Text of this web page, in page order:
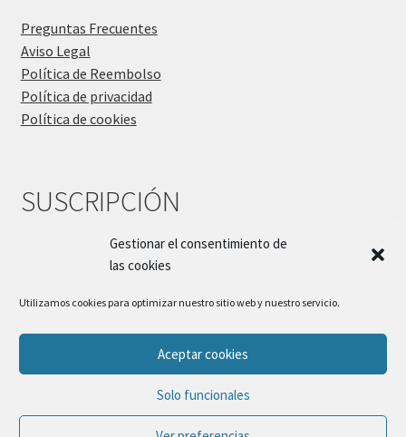
Gestionar el consentimiento de
las cookies
Utilizamos cookies para optimizar nuestro sitio web y nuestro servicio.
Aceptar cookies
Solo funcionales
Preguntas Frecuentes
Aviso Legal
Política de Reembolso
Política de privacidad
Política de cookies
SUSCRIPCIÓN
© Sueños Blanditos 2026
Construido con WooCommerce